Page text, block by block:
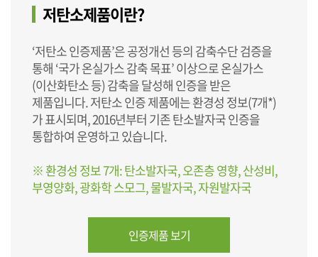
저탄소제품이란?
‘저탄소 인증제품’은 공정개선 등의 감축수단 검증을
통해 ‘국가 온실가스 감축 목표’ 이상으로 온실가스
(이산화탄소 등) 감축을 달성해 인증을 받은
제품입니다. 저탄소 인증 제품에는 환경성 정보(7개*)
가 표시되며, 2016년부터 기존 탄소발자국 인증을
통합하여 운영하고 있습니다.
※ 환경성 정보 7개: 탄소발자국, 오존층 영향, 산성비,
부영양화, 광화학 스모그, 물발자국, 자원발자국
인증제품 보기